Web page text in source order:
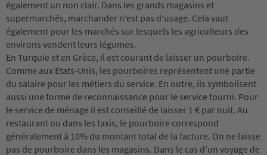
également un non clair. Dans les grands magasins et
supermarchés, marchander n‘est pas d‘usage. Cela vaut
également pour les marchés sur lesquels les agriculteurs des
environs vendent leurs légumes.
En Turquie et en Grèce, il est courant de laisser un pourboire.
Comme aux Etats-Unis, les pourboires représentent une partie
du salaire pour les métiers du service. En outre, ils symbolisent
aussi une forme de reconnaissance pour le service fourni. Pour
le service de ménage il est conseillé de laisser 1 € par nuit. Au
restaurant ou dans les taxis, le pourboire correspond
généralement à 10% du montant total de la facture. On ne laisse
pas de pourboire dans les magasins. Dans le cas d’un voyage de